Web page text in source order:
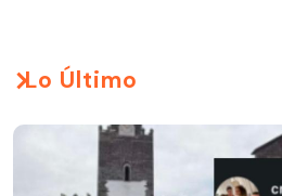
Lo Último